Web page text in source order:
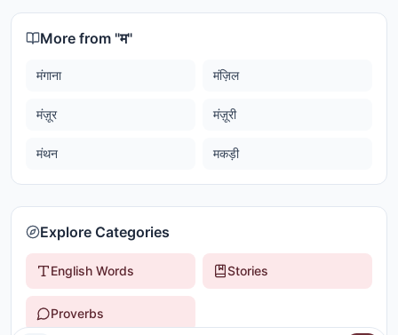
More from "म"
मंगाना मंज़िल
मंज़ूर मंज़ूरी
मंथन मकड़ी
Explore Categories
English Words Stories
Proverbs